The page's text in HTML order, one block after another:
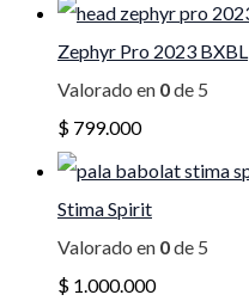
Zephyr Pro 2023 BXBL
Valorado en 0de 5
$ 799.000
Stima Spirit
Valorado en 0de 5
$ 1.000.000